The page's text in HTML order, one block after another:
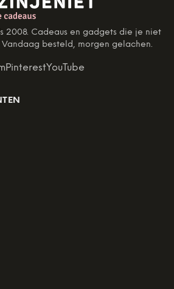
2008. Cadeaus en gadgets die je niet
besteld, morgen gelachen.
PinterestYouTube